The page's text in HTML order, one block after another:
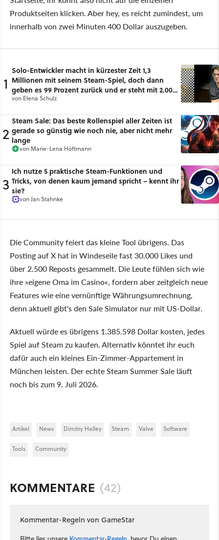
Produktseiten klicken. Aber hey, es reicht zumindest, um
innerhalb von zwei Minuten 400 Dollar auszugeben.
1
Solo-Entwickler macht in kürzester Zeit 1,3
Millionen mit seinem Steam-Spiel, doch dann
geben es 99 Prozent zurück und er steht mit 2.000
Dollar da
von Elena Schulz
2
Steam Sale: Das beste Rollenspiel aller Zeiten ist
gerade so günstig wie noch nie, aber nicht mehr
lange
von Marie-Lena Höftmann
3
Ich nutze 5 praktische Steam-Funktionen und
Tricks, von denen kaum jemand spricht – kennt ihr
sie?
vonJan Stahnke
Die Community feiert das kleine Tool übrigens. Das
Posting auf X hat in Windeseile fast 30.000 Likes und
über 2.500 Reposts gesammelt. Die Leute fühlen sich wie
ihre »eigene Oma im Casino«, fordern aber zeitgleich neue
Features wie eine vernünftige Währungsumrechnung,
denn aktuell gibt's den Sale Simulator nur mit US-Dollar.
Aktuell würde es übrigens 1.385.598 Dollar kosten, jedes
Spiel auf Steam zu kaufen. Alternativ könntet ihr euch
dafür auch ein kleines Ein-Zimmer-Appartement in
München leisten. Der echte Steam Summer Sale läuft
noch bis zum 9. Juli 2026.
Artikel News Dimitry Halley Steam Valve Software
Tools Community
KOMMENTARE (42)
Kommentar-Regeln von GameStar